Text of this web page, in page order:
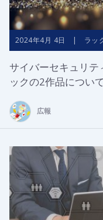
2024年4月 4日 | ラッ
サイバーセキュリテ
ックの2作品につい
広報